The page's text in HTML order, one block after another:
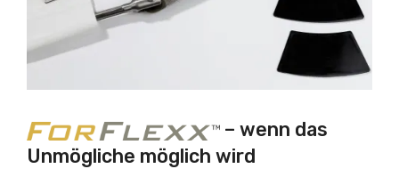
– wenn das
Unmögliche möglich wird